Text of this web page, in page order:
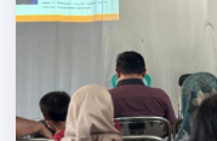
dilarang memberikan ua